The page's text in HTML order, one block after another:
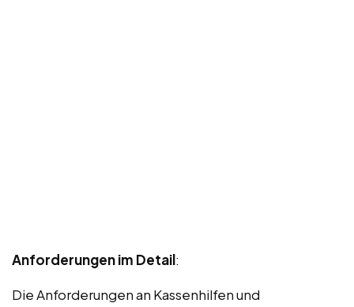
Anforderungen im Detail:
Die Anforderungen an Kassenhilfen und